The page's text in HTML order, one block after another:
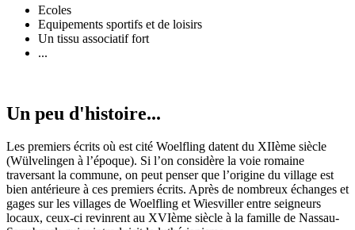
Ecoles
Equipements sportifs et de loisirs
Un tissu associatif fort
...
Un peu d'histoire...
Les premiers écrits où est cité Woelfling datent du XIIème siècle
(Wülvelingen à l’époque). Si l’on considère la voie romaine
traversant la commune, on peut penser que l’origine du village est
bien antérieure à ces premiers écrits. Après de nombreux échanges et
gages sur les villages de Woelfling et Wiesviller entre seigneurs
locaux, ceux-ci revinrent au XVIème siècle à la famille de Nassau-